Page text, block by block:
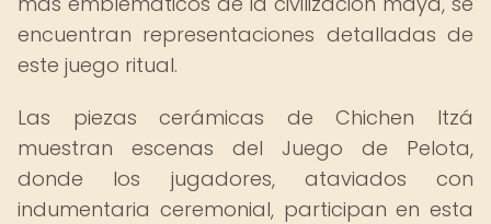
encuentran representaciones detalladas de
este juego ritual.
Las piezas cerámicas de Chichen Itzá
muestran escenas del Juego de Pelota,
donde los jugadores, ataviados con
indumentaria ceremonial, participan en esta